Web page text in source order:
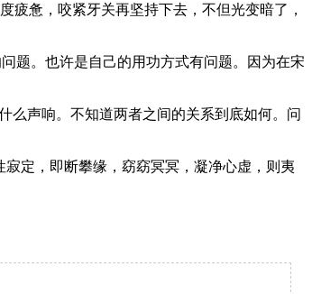
惫，咬紧牙关再坚持下去，不但光变暗了，
题。也许是自己的用功方式有问题。因为在宋
声响。不知道两者之间的关系到底如何。问
定，即断攀缘，窈窈冥冥，凝净心虚，则夷